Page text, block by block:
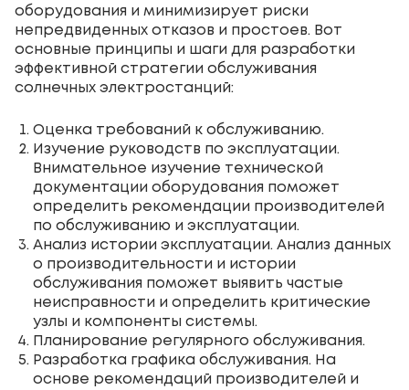
оборудования и минимизирует риски
непредвиденных отказов и простоев. Вот
основные принципы и шаги для разработки
эффективной стратегии обслуживания
солнечных электростанций:
Оценка требований к обслуживанию.
Изучение руководств по эксплуатации.
Внимательное изучение технической
документации оборудования поможет
определить рекомендации производителей
по обслуживанию и эксплуатации.
Анализ истории эксплуатации. Анализ данных
о производительности и истории
обслуживания поможет выявить частые
неисправности и определить критические
узлы и компоненты системы.
Планирование регулярного обслуживания.
Разработка графика обслуживания. На
основе рекомендаций производителей и